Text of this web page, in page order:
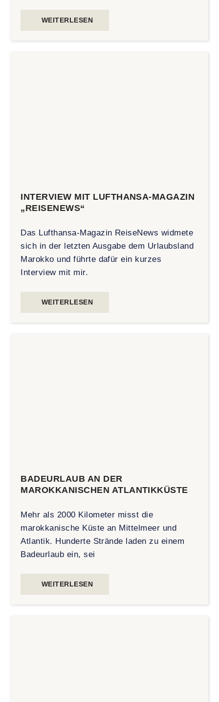
WEITERLESEN
INTERVIEW MIT LUFTHANSA-MAGAZIN
„REISENEWS“
Das Lufthansa-Magazin ReiseNews widmete
sich in der letzten Ausgabe dem Urlaubsland
Marokko und führte dafür ein kurzes
Interview mit mir.
WEITERLESEN
BADEURLAUB AN DER
MAROKKANISCHEN ATLANTIKKÜSTE
Mehr als 2000 Kilometer misst die
marokkanische Küste an Mittelmeer und
Atlantik. Hunderte Strände laden zu einem
Badeurlaub ein, sei
WEITERLESEN